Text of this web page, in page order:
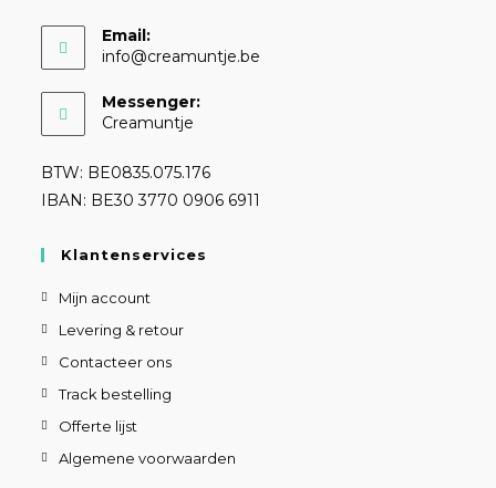
Email:
info@creamuntje.be
Messenger:
Creamuntje
BTW: BE0835.075.176
IBAN: BE30 3770 0906 6911
Klantenservices
Mijn account
Levering & retour
Contacteer ons
Track bestelling
Offerte lijst
Algemene voorwaarden